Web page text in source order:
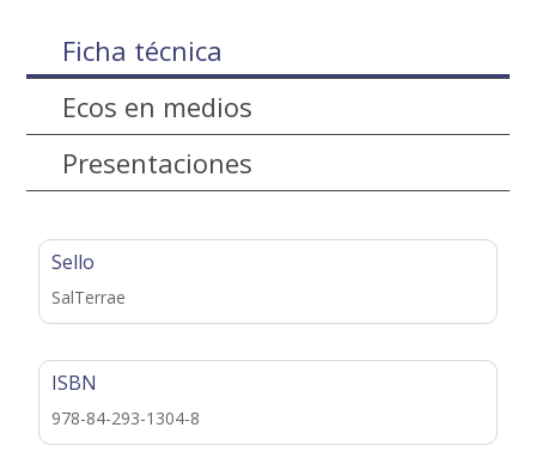
Ficha técnica
Ecos en medios
Presentaciones
Sello
SalTerrae
ISBN
978-84-293-1304-8